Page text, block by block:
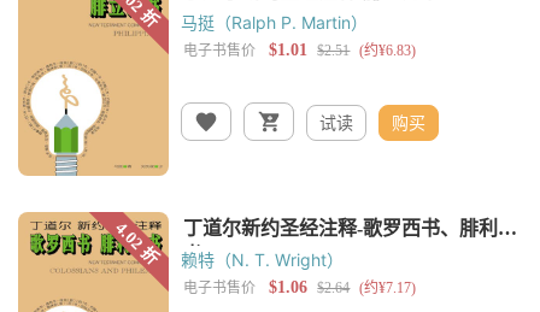
马挺（Ralph P. Martin）
试读 购买
赖特（N. T. Wright）